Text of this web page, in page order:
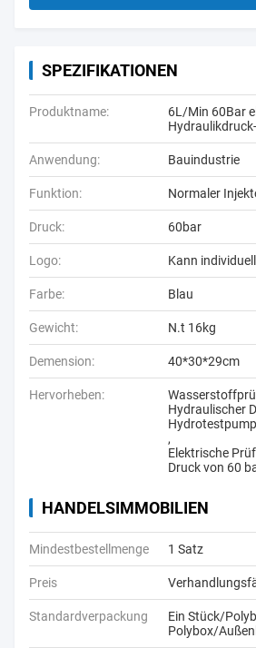
SPEZIFIKATIONEN
Produktname:
6L/Min 60Bar
Anwendung: Bauindustrie
Funktion: Normaler
Druck: 60bar
Logo: Kann
Farbe: Blau
Gewicht: N.t 16kg
Demension: 40*30*29cm
Hervorheben:
Hydraulischer
,
Elektrische
Druck von 60
HANDELSIMMOBILIEN
Mindestbestellmenge 1 Satz
Preis
Standardverpackung
Ein Stück/
Polybox/